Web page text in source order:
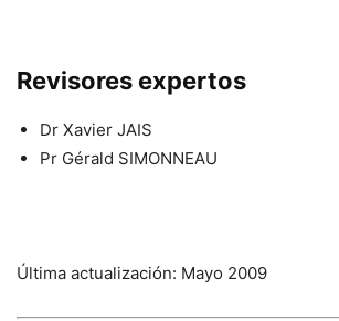
Revisores expertos
Dr Xavier JAIS
Pr Gérald SIMONNEAU
Última actualización: Mayo 2009